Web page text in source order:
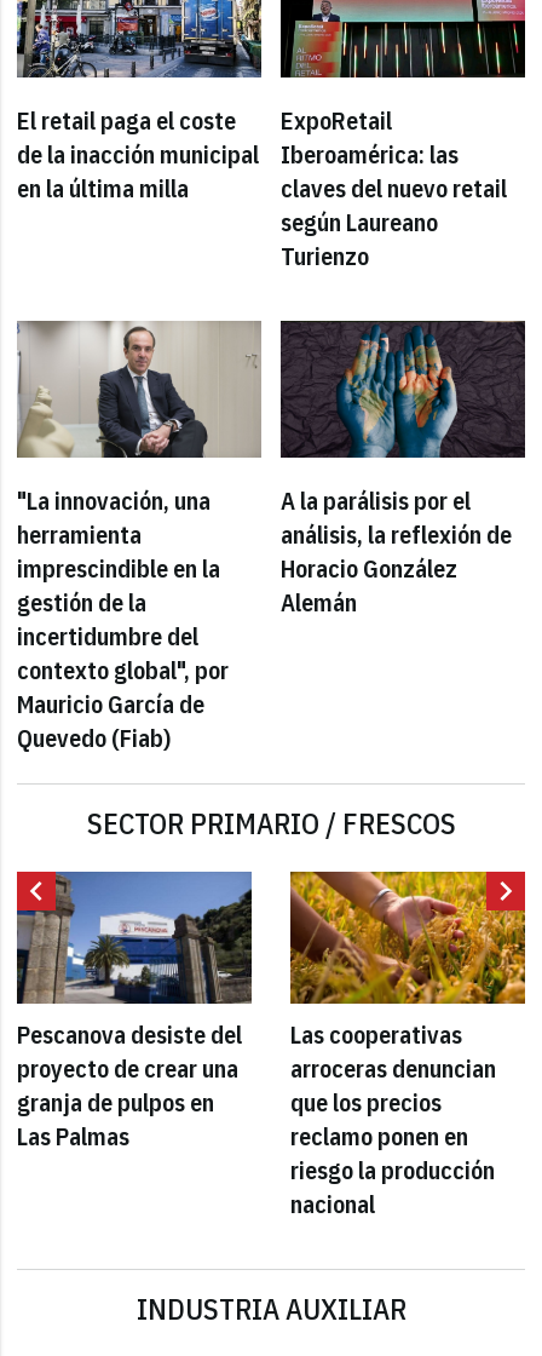
El retail paga el coste
de la inacción municipal
en la última milla
ExpoRetail
Iberoamérica: las
claves del nuevo retail
según Laureano
Turienzo
"La innovación, una
herramienta
imprescindible en la
gestión de la
incertidumbre del
contexto global", por
Mauricio García de
Quevedo (Fiab)
A la parálisis por el
análisis, la reflexión de
Horacio González
Alemán
SECTOR PRIMARIO / FRESCOS
chevron_left
Pescanova desiste del
proyecto de crear una
granja de pulpos en
Las Palmas
Las cooperativas
arroceras denuncian
que los precios
reclamo ponen en
riesgo la producción
nacional
chevron_right
INDUSTRIA AUXILIAR